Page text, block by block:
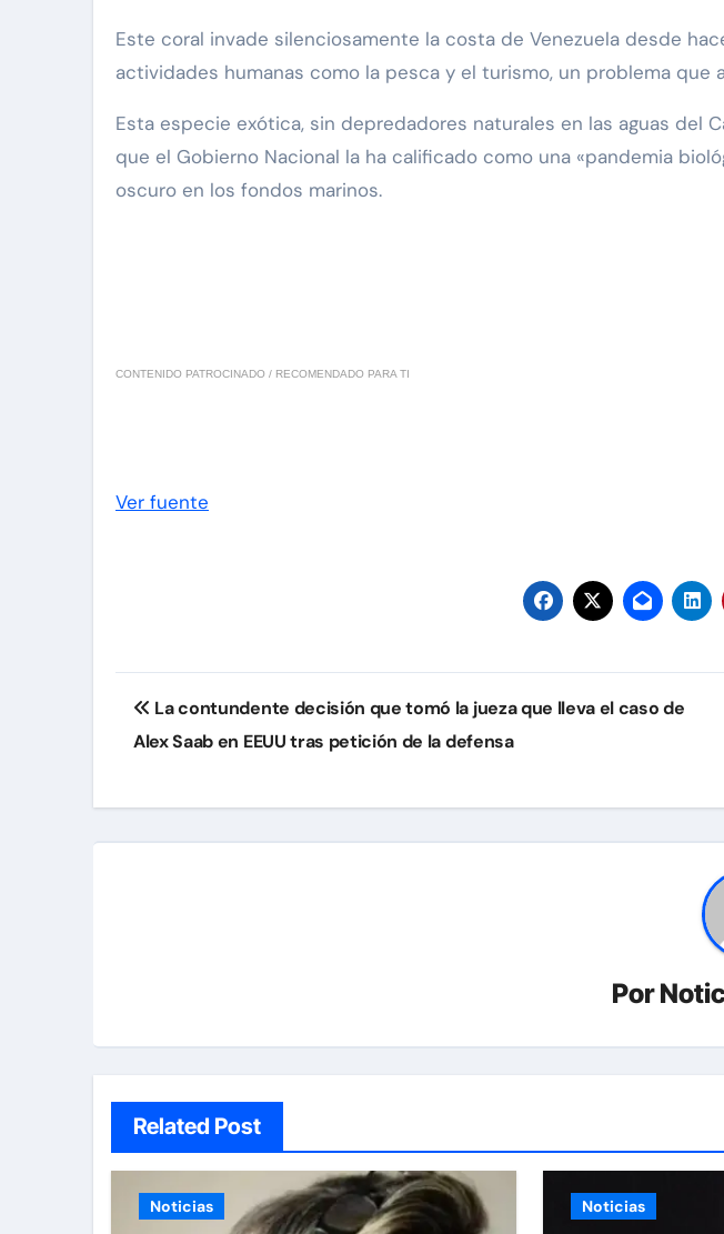
Este coral invade silenciosamente la costa de Venezuela desde
actividades humanas como la pesca y el turismo, un problema que
Esta especie exótica, sin depredadores naturales en las aguas del
que el Gobierno Nacional la ha calificado como una «pandemia
oscuro en los fondos marinos.
CONTENIDO PATROCINADO / RECOMENDADO PARA TI
Ver fuente
Navegación
de
La contundente decisión que tomó la jueza que lleva el caso de
Alex Saab en EEUU tras petición de la defensa
Por
Related Post
Noticias Noticias